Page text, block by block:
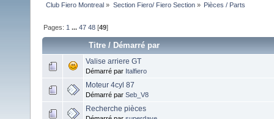
Club Fiero Montreal » Section Fiero/ Fiero Section» Pièces / Parts
Pages: 1 ...47 48 [49]
Titre /Démarré par
Valise arriere GT
Démarré par Italfiero
Moteur 4cyl 87
Démarré par Seb_V8
Recherche pièces